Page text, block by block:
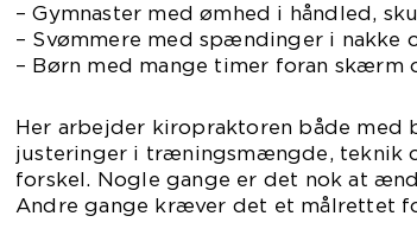
– Gymnaster med ømhed i håndled,
– Svømmere med spændinger i
– Børn med mange timer foran skærm
Her arbejder kiropraktoren både med
justeringer i træningsmængde, teknik
forskel. Nogle gange er det nok at
Andre gange kræver det et målrettet